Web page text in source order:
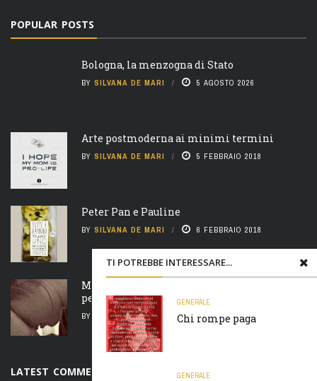
TI POTREBBE INTERESSARE...
GENERALE
Chi rompe paga
GENERALE
POPULAR POSTS
Bologna, la menzogna di Stato
BY SILVANA DE MARI 5 AGOSTO 2026
Arte postmoderna ai minimi termini
BY SILVANA DE MARI 5 FEBBRAIO 2018
Peter Pan e Pauline
BY SILVANA DE MARI 6 FEBBRAIO 2018
Madre natura è un’ arcigna megera e non
perdona nulla
BY SILVANA DE MARI 7 FEBBRAIO 2018
LATEST COMMENTS